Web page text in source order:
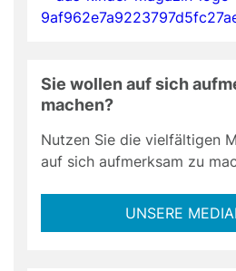
Sie wollen auf sich
machen?
Nutzen Sie die vielfältigen
auf sich aufmerksam zu
UNSERE